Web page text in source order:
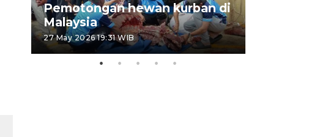
Pemotongan hewan kurban di
Malaysia
27 May 2026 19:31 WIB